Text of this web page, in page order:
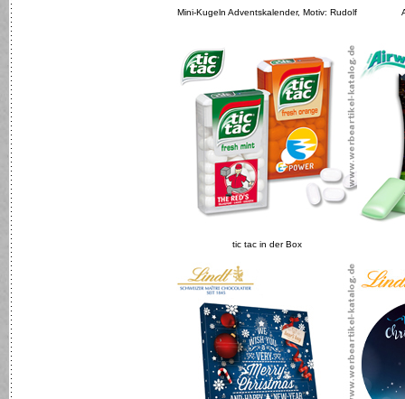
Mini-Kugeln Adventskalender, Motiv: Rudolf
tic tac in der Box